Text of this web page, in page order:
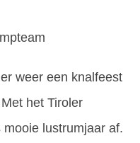
weer een knalfeest
het Tiroler
lustrumjaar af.